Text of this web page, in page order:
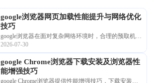
google浏览器网页加载性能提升与网络优化
技巧
google浏览器在面对复杂网络环境时，合理的预取机制
与协议优化是提速核心。通过配置并行下载加速、优
化DNS预解析逻辑并实操渲染管线调优，可以显著消
除首屏加载的延迟，为您在不同带宽下提供丝滑顺畅
的交互体验，全方位提升日常上网的数字化品质。
2026-07-30
google Chrome浏览器下载安装及浏览器性
能增强技巧
google Chrome浏览器提供性能增强技巧，下载安装后